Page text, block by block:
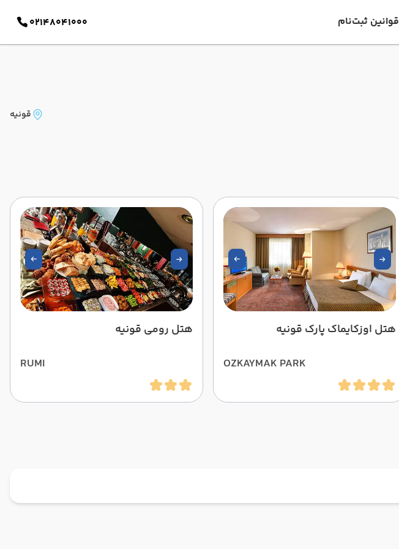
قوانین ثبت‌نام 02148041000
قونیه
هتل اوزکایماک پارک قونیه
OZKAYMAK PARK
هتل رومی قونیه
RUMI